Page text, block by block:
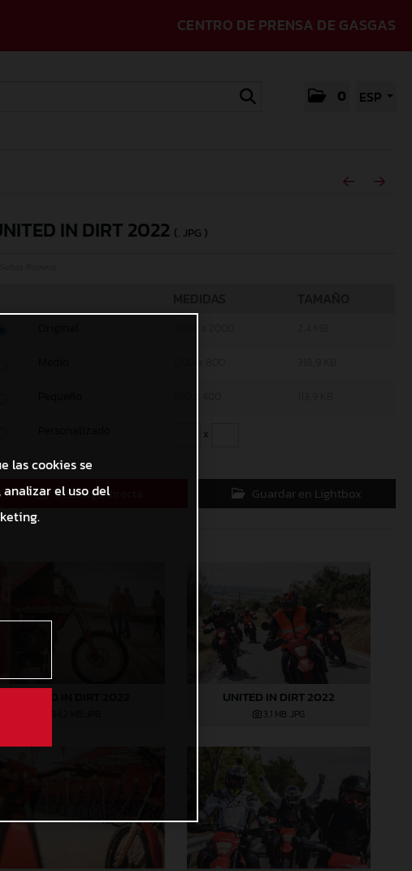
CENTRO DE PRENSA DE GASGAS
0 ESP
IN DIRT 2022 (. JPG )
x
Descarga directa Guardar en Lightbox
UNITED IN DIRT 2022
3,1 MB .JPG
las cookies se
el uso del